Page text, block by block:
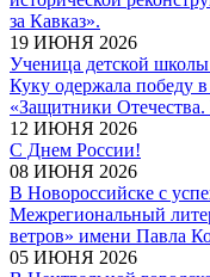
за Кавказ».
19 ИЮНЯ 2026
Ученица детской
Куку одержала победу
«Защитники
12 ИЮНЯ 2026
С Днем России!
08 ИЮНЯ 2026
В Новороссийске с
Межрегиональный
ветров» имени Павла
05 ИЮНЯ 2026